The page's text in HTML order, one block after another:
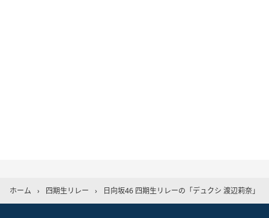
ホーム › 四期生リレー › 日向坂46 四期生リレーの「デュクシ 渡辺莉奈」